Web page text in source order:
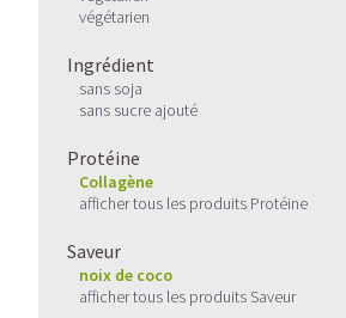
végétarien
Ingrédient
sans soja
sans sucre ajouté
Protéine
Collagène
afficher tous les produits Protéine
Saveur
noix de coco
afficher tous les produits Saveur